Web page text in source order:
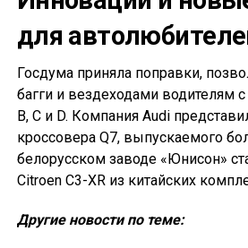
для
Госдума приняла поправки,
багги и вездеходами водителям
B, C и D. Компания Audi
кроссовера Q7, выпускаемого
белорусском заводе «Юнисон»
Citroen C3-XR из китайских
Другие новости по теме: